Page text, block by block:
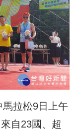
拉松9日上午
自23國、超